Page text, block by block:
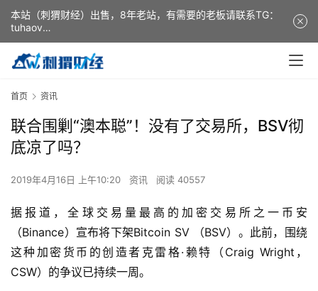
首页 资讯
联合围剿“澳本聪”！没有了交易所，BSV彻
底凉了吗？
2019年4月16日 上午10:20 资讯 阅读 40557
据报道，全球交易量最高的加密交易所之一币安
（Binance）宣布将下架Bitcoin SV （BSV）。此前，围绕
这种加密货币的创造者克雷格·赖特（Craig Wright，
CSW）的争议已持续一周。
本站（刺猬财经）出售，8年老站，有需要的老板请联系TG：
tuhaov
This website (ciweicaijing) is for sale. It is a 8-year-old
website. If you need it, please contact TG: tuhaov